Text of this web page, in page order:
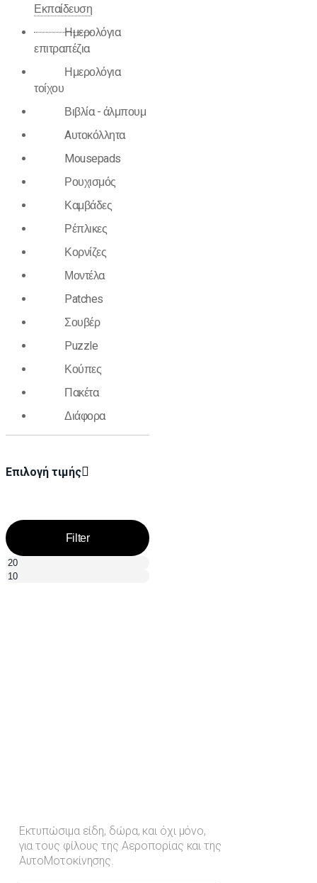
Εκπαίδευση
Ημερολόγια
επιτραπέζια
Ημερολόγια
τοίχου
Βιβλία - άλμπουμ
Aυτοκόλλητα
Mousepads
Ρουχισμός
Καμβάδες
Ρέπλικες
Κορνίζες
Μοντέλα
Patches
Σουβέρ
Puzzle
Κούπες
Πακέτα
Διάφορα
Επιλογή τιμής
Filter
Εκτυπώσιμα είδη, δώρα, και όχι μόνο,
για τους φίλους της Αεροπορίας και της
ΑυτοΜοτοκίνησης.